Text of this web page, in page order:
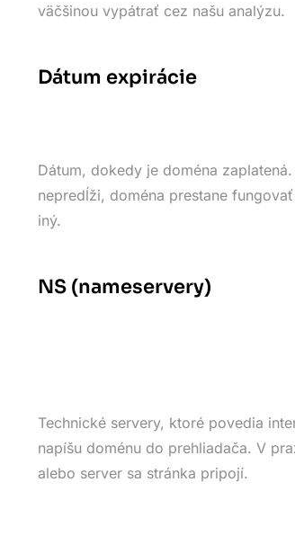
väčšinou vypátrať cez našu analýzu.
Dátum expirácie
Dátum, dokedy je doména
nepredĺži, doména prestane
iný.
NS (nameservery)
Technické servery, ktoré povedia
napíšu doménu do prehliadača. V
alebo server sa stránka pripojí.